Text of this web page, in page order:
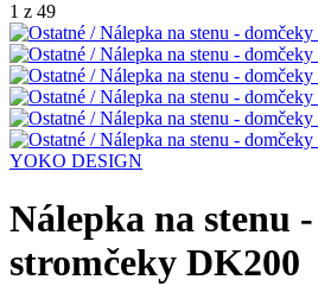
1 z 49
YOKO DESIGN
Nálepka na stenu
stromčeky DK200